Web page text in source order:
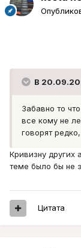
В
Забавно то
все кому не
говорят
Кривизну других
теме было бы не
Цитата